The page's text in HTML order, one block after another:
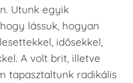
Utunk egyik
lássuk, hogyan
idősekkel,
A volt brit, illetve
tapasztaltunk radikális